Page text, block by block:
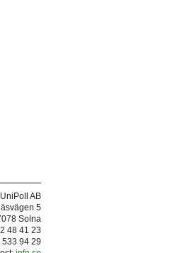
UniPoll AB
5
Solna
48 41 23
533 94 29